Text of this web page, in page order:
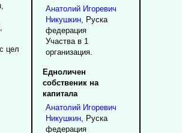
цел
Анатолий Игоревич
Никушкин, Руска
федерация
Участва в 1
организация.
Едноличен
собственик на
капитала
Анатолий Игоревич
Никушкин, Руска
федерация